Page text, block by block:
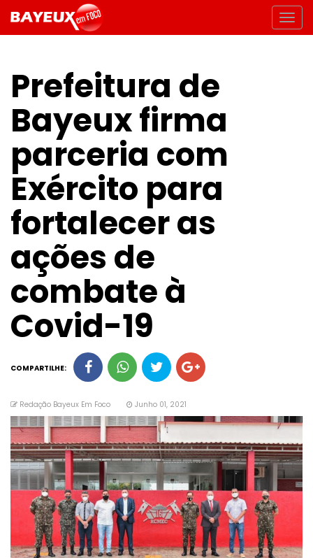
Prefeitura de
Bayeux firma
parceria com
Exército para
fortalecer as
ações de
combate à
Covid-19
COMPARTILHE:
Redação Bayeux Em Foco Junho 01, 2021